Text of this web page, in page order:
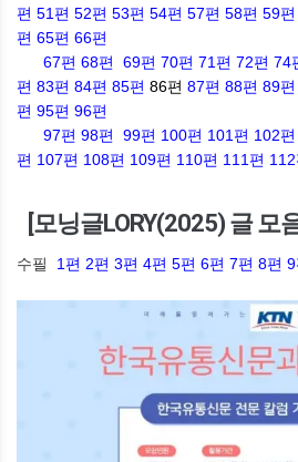
편 51편 52편 53편 54편 57편 58편 59편
편 65편 66편
67편 68편 69편 70편 71편 72편 74
편 83편 84편 85편 86편 87편 88편 89편
편 95편 96편
97편 98편 99편 100편 101편 102편
편 107편 108편 109편 110편 111편 112
[모닝글LORY(2025) 글 모
수필 1편 2편 3편 4편 5편 6편 7편 8편 9